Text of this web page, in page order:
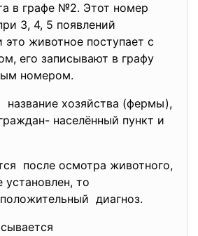
в графе №2. Этот номер
3, 4, 5 появлений
это животное поступает с
его записывают в графу
номером.
название хозяйства (фермы),
населённый пункт и
после осмотра животного,
то
диагноз.